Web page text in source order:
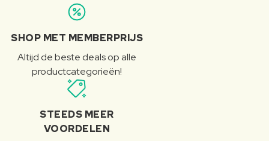
SHOP MET MEMBERPRIJS
Altijd de beste deals op alle
productcategorieën!
STEEDS MEER
VOORDELEN